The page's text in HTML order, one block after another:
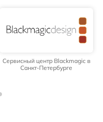
Сервисный центр Blackmagic в
Санкт-Петербурге